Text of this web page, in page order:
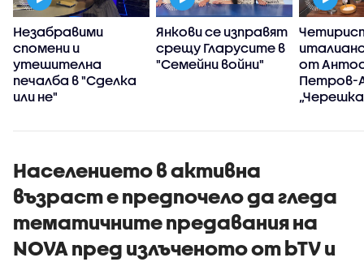
Незабравими
спомени и
утешителна
печалба в "Сделка
или не"
Янкови се изправят
срещу Гларусите в
"Семейни войни"
от
Петров-
Населението в активна
възраст е предпочело да гледа
тематичните предавания на
NOVA пред излъченото от bTV и